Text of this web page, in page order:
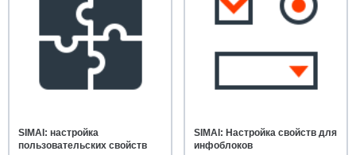
SIMAI: настройка
пользовательских свойств
SIMAI: Настройка свойств для
инфоблоков